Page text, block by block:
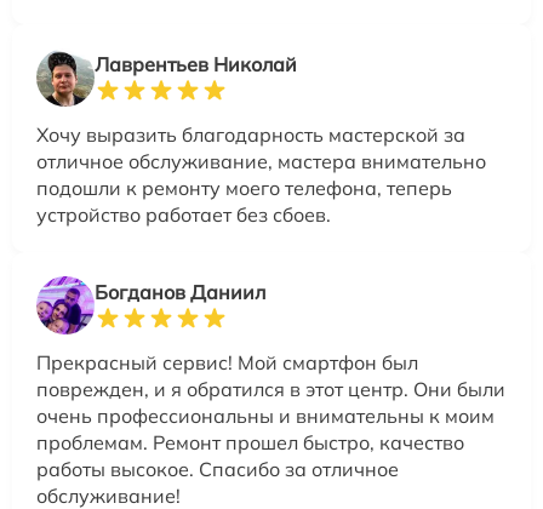
Лаврентьев Николай
Хочу выразить благодарность мастерской за
отличное обслуживание, мастера внимательно
подошли к ремонту моего телефона, теперь
устройство работает без сбоев.
Богданов Даниил
Прекрасный сервис! Мой смартфон был
поврежден, и я обратился в этот центр. Они были
очень профессиональны и внимательны к моим
проблемам. Ремонт прошел быстро, качество
работы высокое. Спасибо за отличное
обслуживание!